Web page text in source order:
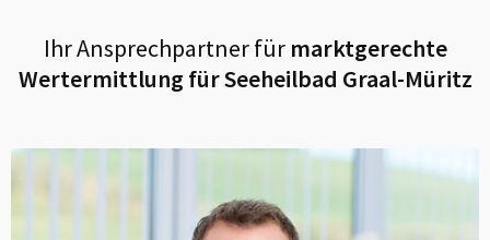
Ihr Ansprechpartner fürmarktgerechte
Wertermittlung fürSeeheilbad Graal-Müritz